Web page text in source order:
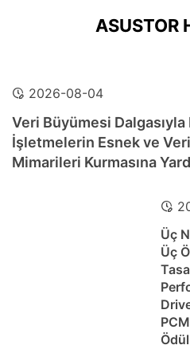
ASUSTOR
2026-08-04
Veri Büyümesi Dalgasıyla
İşletmelerin Esnek ve
Mimarileri Kurmasına
Üç
Üç